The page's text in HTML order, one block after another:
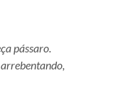
pássaro.